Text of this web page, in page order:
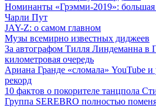
Номинанты «Грэмми-2019»: большая
Чарли Пут
JAY-Z: о самом главном
Музы всемирно известных диджеев
За автографом Тилля Линдеманна в
километровая очередь
Ариана Гранде «сломала» YouTube
рекорд
10 фактов о покорителе танцпола
Группа SEREBRO полностью